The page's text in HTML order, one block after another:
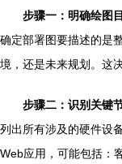
步骤一：明确绘图
确定部署图要描述的是
境，还是未来规划。这
步骤二：识别关键
列出所有涉及的硬件设
Web应用，可能包括：